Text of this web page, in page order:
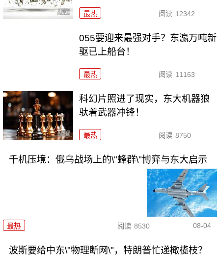
最热 阅读 12342
055要迎来最强对手？东瀛万吨新
驱已上船台！
最热 阅读 11163
科幻片照进了现实，东大机器狼
驮着武器冲锋！
最热 阅读 8750
千机压境：俄乌战场上的\"蜂群\"博弈与东大启示
最热 阅读 8530 08-04
波斯要给中东\"物理断网\"，特朗普忙递橄榄枝？